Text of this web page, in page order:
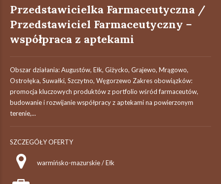
Przedstawicielka Farmaceutyczna /
Przedstawiciel Farmaceutyczny –
współpraca z aptekami
Obszar działania: Augustów, Ełk, Giżycko, Grajewo, Mrągowo,
Ostrołęka, Suwałki, Szczytno, Węgorzewo Zakres obowiązków:
promocja kluczowych produktów z portfolio wśród farmaceutów,
budowanie i rozwijanie współpracy z aptekami na powierzonym
terenie,...
SZCZEGÓŁY OFERTY
warmińsko-mazurskie / Ełk